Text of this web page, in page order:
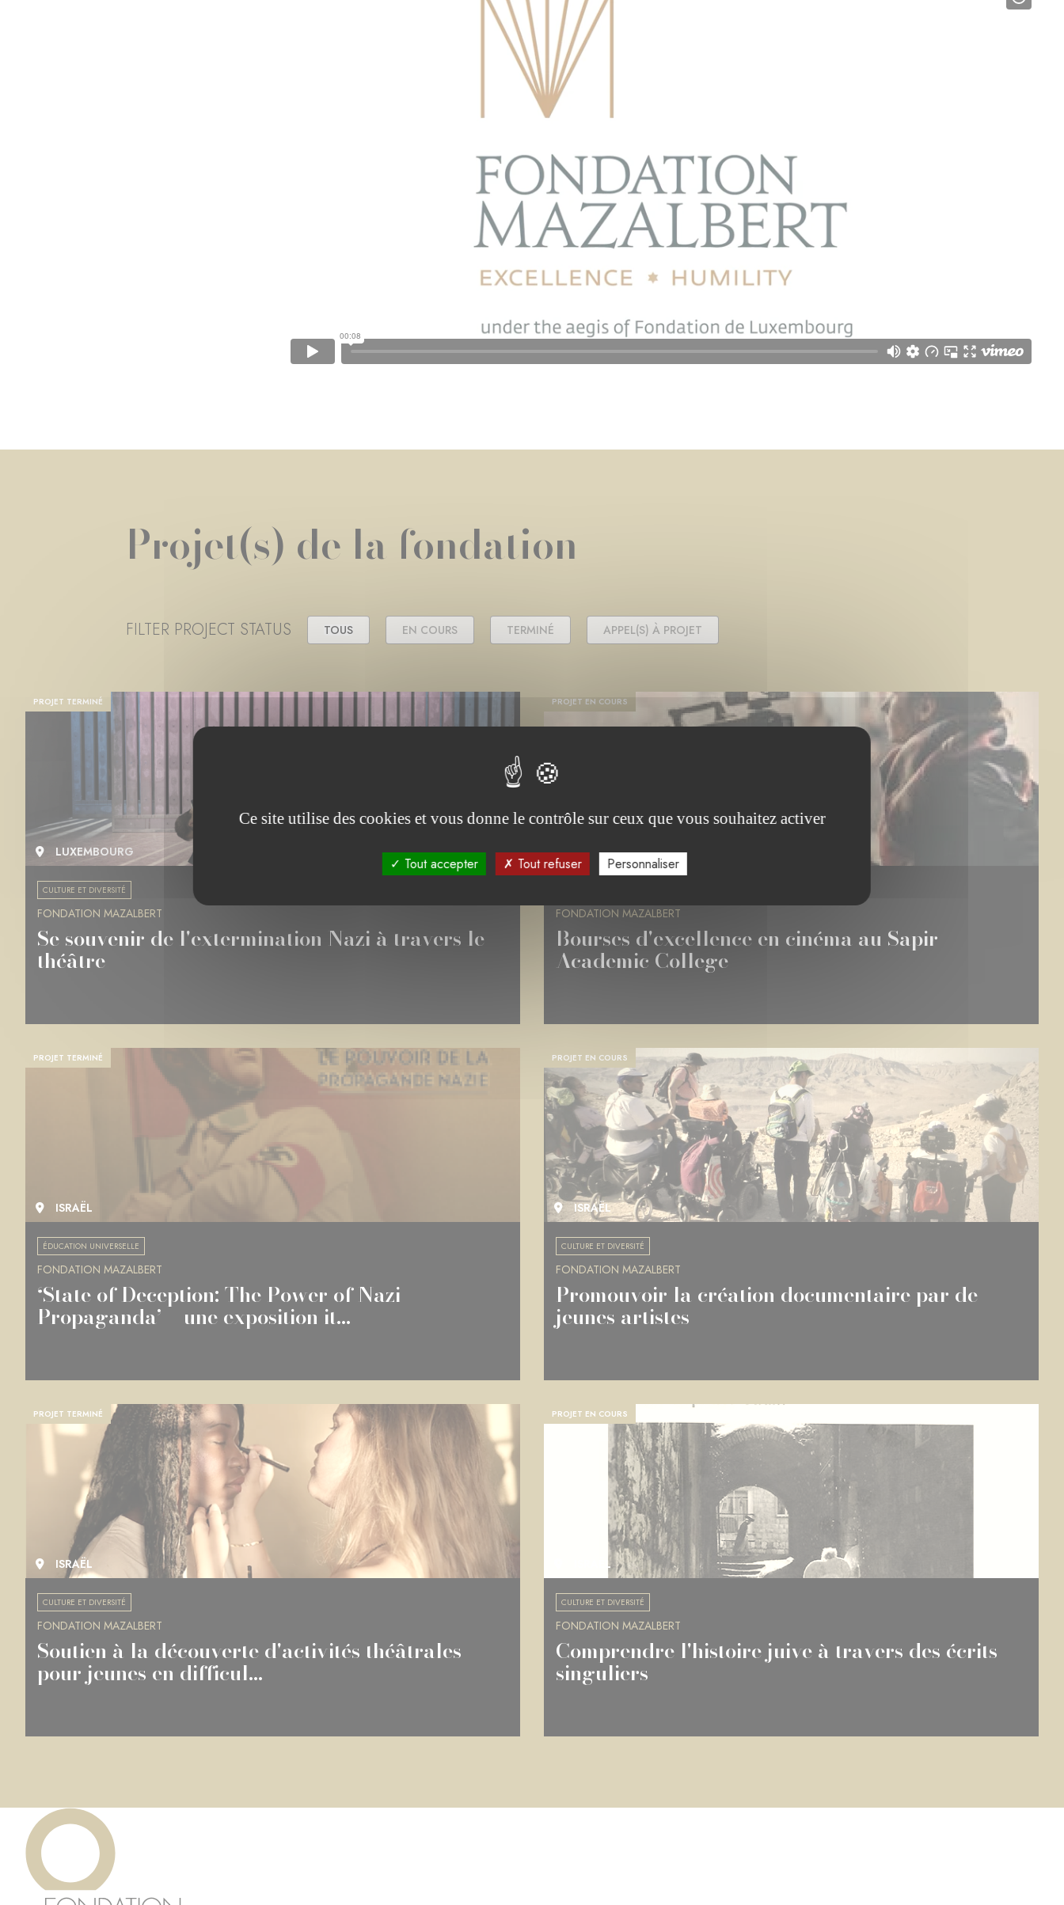
Projet(s) de la fondation
FILTER PROJECT STATUS TOUS EN COURS TERMINÉ APPEL(S) À PROJET
PROJET TERMINÉ
LUXEMBOURG
CULTURE ET DIVERSITÉ
FONDATION MAZALBERT
Se souvenir de l'extermination Nazi à travers le
théâtre
PROJET EN COURS
ISRAËL
FONDATION MAZALBERT
Bourses d'excellence en cinéma au Sapir
Academic College
PROJET TERMINÉ
ISRAËL
ÉDUCATION UNIVERSELLE
FONDATION MAZALBERT
‘State of Deception: The Power of Nazi
Propaganda’ – une exposition it...
PROJET EN COURS
ISRAËL
CULTURE ET DIVERSITÉ
FONDATION MAZALBERT
Promouvoir la création documentaire par de
jeunes artistes
PROJET TERMINÉ
ISRAËL
CULTURE ET DIVERSITÉ
FONDATION MAZALBERT
Soutien à la découverte d'activités théâtrales
pour jeunes en difficul...
PROJET EN COURS
ISRAËL
CULTURE ET DIVERSITÉ
FONDATION MAZALBERT
Comprendre l'histoire juive à travers des écrits
singuliers
Ce site utilise des cookies et vous donne le contrôle sur ceux que vous souhaitez activer
Tout accepter Tout refuser Personnaliser